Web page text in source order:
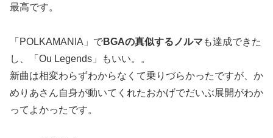
最高です。
「POLKAMANIA」でBGAの真似するノルマ も達成できた
し、「Ou Legends」もいい。。
新曲は相変わらずわからなくて乗りづらかったですが、か
めりあさん自身が動いてくれたおかげでだいぶ展開がわか
ってよかったです。